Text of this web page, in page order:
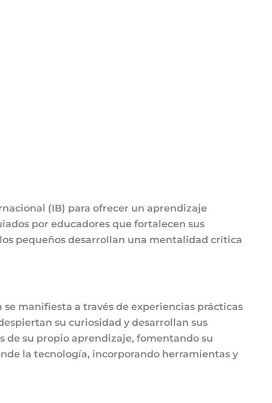
(IB) para ofrecer un aprendizaje
por educadores que fortalecen sus
pequeños desarrollan una mentalidad crítica
manifiesta a través de experiencias prácticas
su curiosidad y desarrollan sus
de su propio aprendizaje, fomentando su
la tecnología, incorporando herramientas y